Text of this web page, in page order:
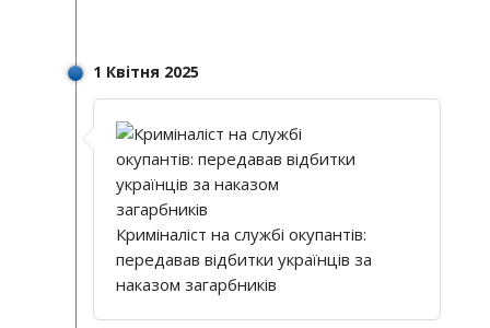
1 Квітня 2025
Криміналіст на службі окупантів:
передавав відбитки українців за
наказом загарбників